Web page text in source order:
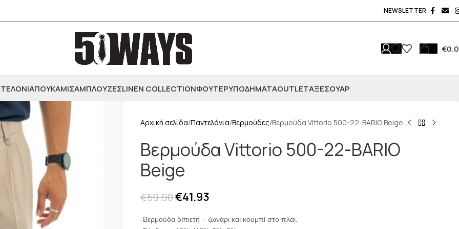
NEWSLETTER
€
ΠΟΥΚΑΜΙΣΑΜΠΛΟΥΖΕΣLINEN COLLECTIONΦΟΥΤΕΡΥΠΟΔΗΜΑΤΑOUTLETΑΞΕΣΟΥΆΡ
Αρχική σελίδα Παντελόνια Βερμούδες Βερμούδα Vittorio 500-22-BARIO Beige
Βερμούδα Vittorio 500-22-BARIO
Beige
€59.90€41.93
-Βερμούδα δίπιετη – ζωνάρι και κουμπί στο πλάι.